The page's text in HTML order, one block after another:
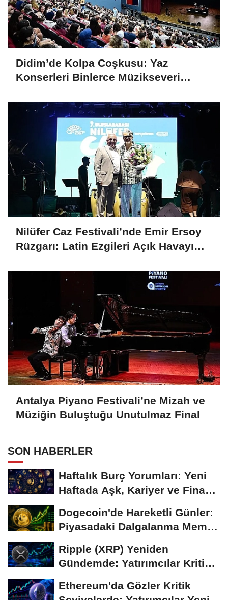
Didim’de Kolpa Coşkusu: Yaz
Konserleri Binlerce Müzikseveri
Nilüfer Caz Festivali’nde Emir Ersoy
Rüzgarı: Latin Ezgileri Açık Havayı
Antalya Piyano Festivali’ne Mizah ve
Müziğin Buluştuğu Unutulmaz Final
SON HABERLER
Haftalık Burç Yorumları: Yeni
Haftada Aşk, Kariyer ve Finans
Dogecoin'de Hareketli Günler:
Piyasadaki Dalgalanma Meme
Ripple (XRP) Yeniden
Gündemde: Yatırımcılar Kritik
Ethereum'da Gözler Kritik